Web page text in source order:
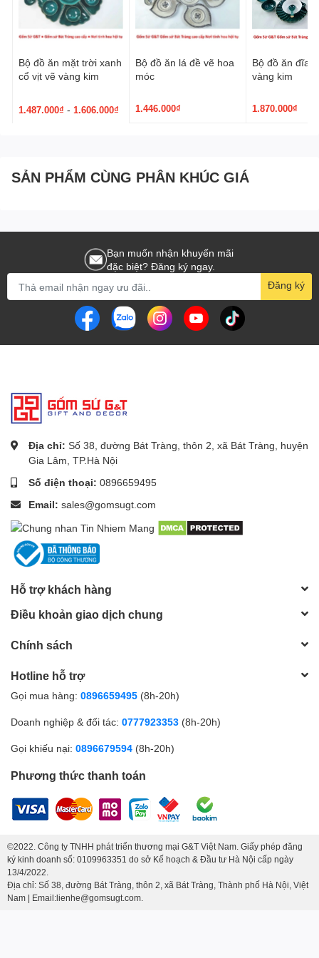
Bộ đồ ăn Mặt Trời Bát Tràng gồm có:
6 Đĩa Mặt Trời
mặt trời tinh xảo, tạo nên sự tươi sáng và ấm áp cho bữa
ăn, và nó có thể được sử dụng cho các món nước hoặc mì.
1 Bát Mắm
1 Đĩa Gia Vị
như tiêu, muối, đường và các loại gia vị khác.
6 Bát Cơm: Các bát cơm làm cho việc phục vụ và thưởng
thức cơm trở nên đẹp mắt và thuận tiện cho mọi người
tham gia bữa ăn.
Bộ đồ ăn mặt trời xanh
cổ vịt vẽ vàng kim
1.487.000₫ - 1.606.000₫
Bộ đồ ăn lá đề vẽ hoa
móc
1.446.000₫
Bộ đồ ăn đĩa
vàng kim
1.870.000₫
SẢN PHẨM CÙNG PHÂN KHÚC GIÁ
Bạn muốn nhận khuyến mãi
đặc biệt? Đăng ký ngay.
Đăng ký
Địa chỉ: Số 38, đường Bát Tràng, thôn 2, xã Bát Tràng, huyện
Gia Lâm, TP.Hà Nội
Số điện thoại: 0896659495
Email: sales@gomsugt.com
Hỗ trợ khách hàng
Điều khoản giao dịch chung
Chính sách
Hotline hỗ trợ
Gọi mua hàng: 0896659495 (8h-20h)
Doanh nghiệp & đối tác: 0777923353 (8h-20h)
Gọi khiếu nại: 0896679594 (8h-20h)
Phương thức thanh toán
©2022. Công ty TNHH phát triển thương mại G&T Việt Nam. Giấy phép đăng
ký kinh doanh số: 0109963351 do sở Kế hoạch & Đầu tư Hà Nội cấp ngày
13/4/2022.
Địa chỉ: Số 38, đường Bát Tràng, thôn 2, xã Bát Tràng, Thành phố Hà Nội, Việt
Nam | Email:lienhe@gomsugt.com.